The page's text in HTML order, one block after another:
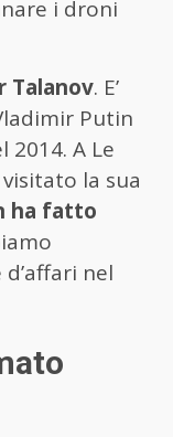
i droni
Talanov. E’
Putin
2014. A Le
la sua
ha fatto
nel